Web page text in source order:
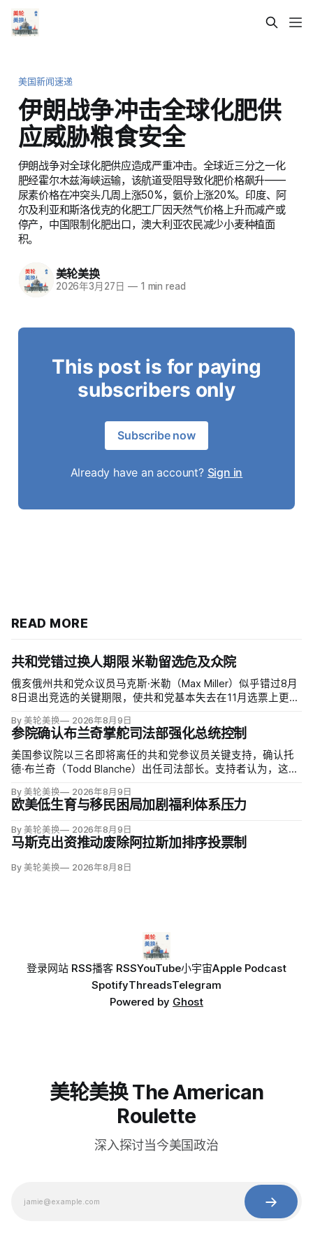
美国新闻速递
伊朗战争冲击全球化肥供
应威胁粮食安全
伊朗战争对全球化肥供应造成严重冲击。全球近三分之一化
肥经霍尔木兹海峡运输，该航道受阻导致化肥价格飙升——
尿素价格在冲突头几周上涨50%，氨价上涨20%。印度、阿
尔及利亚和斯洛伐克的化肥工厂因天然气价格上升而减产或
停产，中国限制化肥出口，澳大利亚农民减少小麦种植面
积。
美轮美换
2026年3月27日 —1 min read
This post is for paying
subscribers only
Subscribe now
Already have an account? Sign in
READ MORE
共和党错过换人期限 米勒留选危及众院
俄亥俄州共和党众议员马克斯·米勒（Max Miller）似乎错过8月
8日退出竞选的关键期限，使共和党基本失去在11月选票上更换
Moreno）指控家暴并予以否认，众院道德委员会同时调查他是
否涉及家庭暴力、虐待或非法用药。
By 美轮美换 2026年8月9日
参院确认布兰奇掌舵司法部强化总统控制
美国参议院以三名即将离任的共和党参议员关键支持，确认托
德·布兰奇（Todd Blanche）出任司法部长。支持者认为，这位
冲动；
By 美轮美换 2026年8月9日
欧美低生育与移民困局加剧福利体系压力
By 美轮美换 2026年8月9日
马斯克出资推动废除阿拉斯加排序投票制
By 美轮美换 2026年8月8日
登录网站 RSS播客 RSSYouTube小宇宙Apple Podcast
SpotifyThreadsTelegram
Powered by Ghost
美轮美换 The American
Roulette
深入探讨当今美国政治